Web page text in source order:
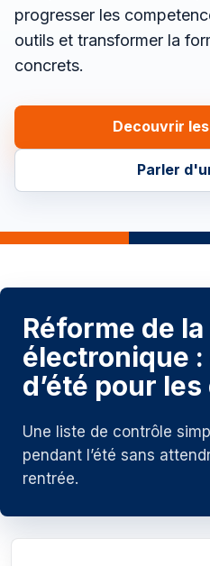
progresser les
outils et transformer la
concrets.
Decouvrir
Parler
Réforme de
électronique
d’été pour
Une liste de contrôle
pendant l’été sans
rentrée.